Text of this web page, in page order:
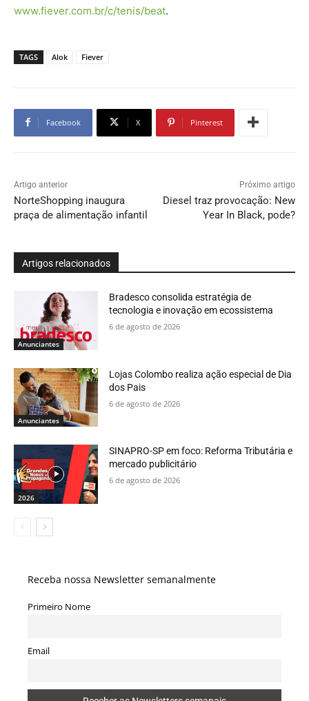
www.fiever.com.br/c/tenis/beat.
TAGS Alok Fiever
Facebook X Pinterest
Artigo anterior
NorteShopping inaugura
praça de alimentação infantil
Próximo artigo
Diesel traz provocação: New
Year In Black, pode?
Artigos relacionados
Anunciantes
Bradesco consolida estratégia de
tecnologia e inovação em ecossistema
6 de agosto de 2026
Anunciantes
Lojas Colombo realiza ação especial de Dia
dos Pais
6 de agosto de 2026
2026
SINAPRO-SP em foco: Reforma Tributária e
mercado publicitário
6 de agosto de 2026
Receba nossa Newsletter semanalmente
Primeiro Nome
Email